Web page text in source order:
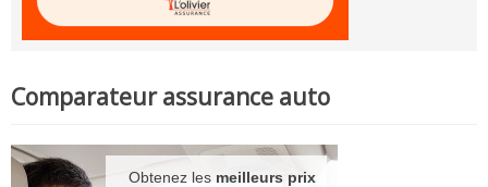
Comparateur assurance auto
Obtenez les meilleurs prix